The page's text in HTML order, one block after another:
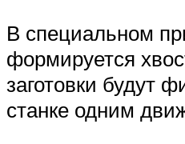
В специальном
формируется
заготовки будут
станке одним